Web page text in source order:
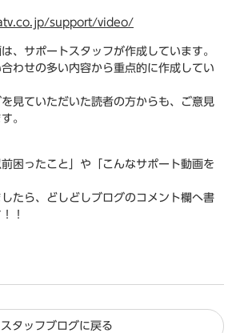
support/video/
、サポートスタッフが作成しています。
わせの多い内容から重点的に作成してい
見ていただいた読者の方からも、ご意見
。
前困ったこと」や「こんなサポート動画を
たら、どしどしブログのコメント欄へ書
！
スタッフブログに戻る